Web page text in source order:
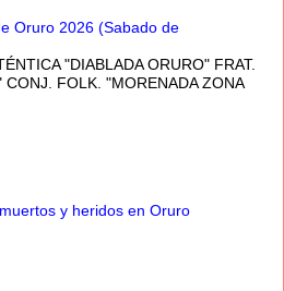
Oruro 2026 (Sabado de
"DIABLADA ORURO" FRAT.
FOLK. "MORENADA ZONA
y heridos en Oruro